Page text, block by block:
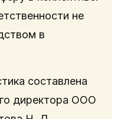
не
в
составлена
директора ООО